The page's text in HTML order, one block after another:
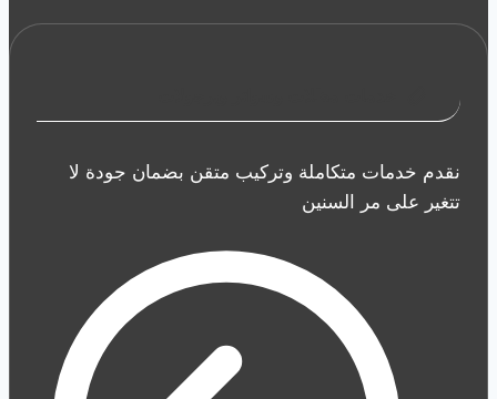
نقدم خدمات متكاملة وتركيب متقن بضمان جودة لا
تتغير على مر السنين